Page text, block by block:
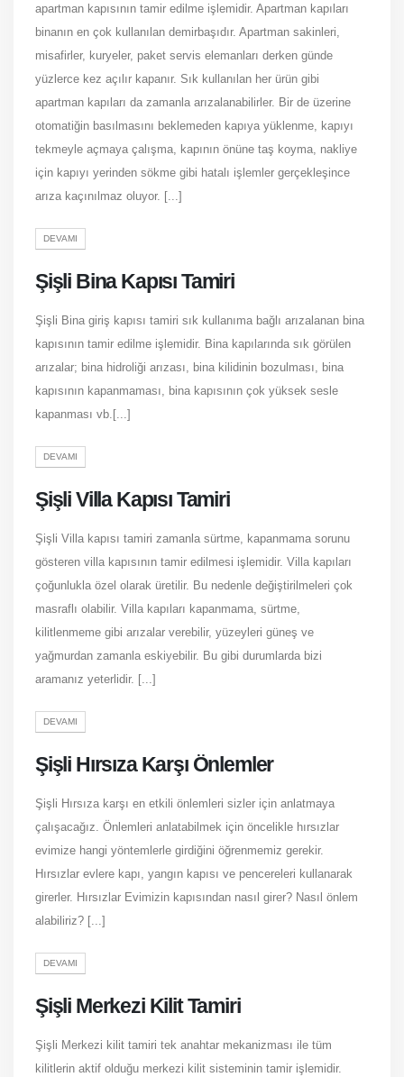
apartman kapısının tamir edilme işlemidir. Apartman kapıları
binanın en çok kullanılan demirbaşıdır. Apartman sakinleri,
misafirler, kuryeler, paket servis elemanları derken günde
yüzlerce kez açılır kapanır. Sık kullanılan her ürün gibi
apartman kapıları da zamanla arızalanabilirler. Bir de üzerine
otomatiğin basılmasını beklemeden kapıya yüklenme, kapıyı
tekmeyle açmaya çalışma, kapının önüne taş koyma, nakliye
için kapıyı yerinden sökme gibi hatalı işlemler gerçekleşince
arıza kaçınılmaz oluyor. [...]
DEVAMI
Şişli Bina Kapısı Tamiri
Şişli Bina giriş kapısı tamiri sık kullanıma bağlı arızalanan bina
kapısının tamir edilme işlemidir. Bina kapılarında sık görülen
arızalar; bina hidroliği arızası, bina kilidinin bozulması, bina
kapısının kapanmaması, bina kapısının çok yüksek sesle
kapanması vb.[...]
DEVAMI
Şişli Villa Kapısı Tamiri
Şişli Villa kapısı tamiri zamanla sürtme, kapanmama sorunu
gösteren villa kapısının tamir edilmesi işlemidir. Villa kapıları
çoğunlukla özel olarak üretilir. Bu nedenle değiştirilmeleri çok
masraflı olabilir. Villa kapıları kapanmama, sürtme,
kilitlenmeme gibi arızalar verebilir, yüzeyleri güneş ve
yağmurdan zamanla eskiyebilir. Bu gibi durumlarda bizi
aramanız yeterlidir. [...]
DEVAMI
Şişli Hırsıza Karşı Önlemler
Şişli Hırsıza karşı en etkili önlemleri sizler için anlatmaya
çalışacağız. Önlemleri anlatabilmek için öncelikle hırsızlar
evimize hangi yöntemlerle girdiğini öğrenmemiz gerekir.
Hırsızlar evlere kapı, yangın kapısı ve pencereleri kullanarak
girerler. Hırsızlar Evimizin kapısından nasıl girer? Nasıl önlem
alabiliriz? [...]
DEVAMI
Şişli Merkezi Kilit Tamiri
Şişli Merkezi kilit tamiri tek anahtar mekanizması ile tüm
kilitlerin aktif olduğu merkezi kilit sisteminin tamir işlemidir.